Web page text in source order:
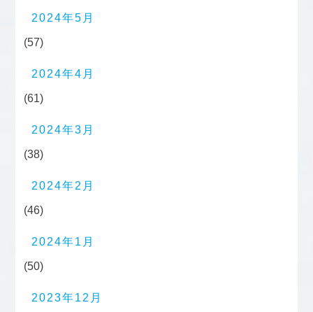
2024年5月
(57)
2024年4月
(61)
2024年3月
(38)
2024年2月
(46)
2024年1月
(50)
2023年12月